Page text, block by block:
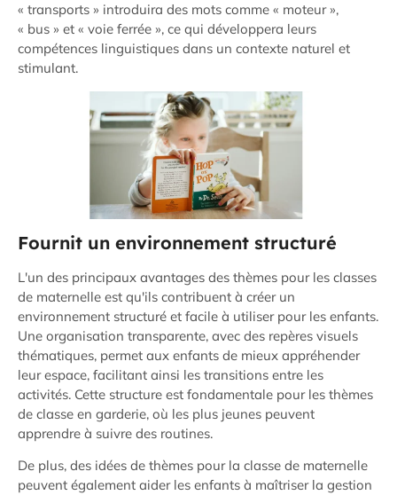
« transports » introduira des mots comme « moteur »,
« bus » et « voie ferrée », ce qui développera leurs
compétences linguistiques dans un contexte naturel et
stimulant.
Fournit un environnement structuré
L'un des principaux avantages des thèmes pour les classes
de maternelle est qu'ils contribuent à créer un
environnement structuré et facile à utiliser pour les enfants.
Une organisation transparente, avec des repères visuels
thématiques, permet aux enfants de mieux appréhender
leur espace, facilitant ainsi les transitions entre les
activités. Cette structure est fondamentale pour les thèmes
de classe en garderie, où les plus jeunes peuvent
apprendre à suivre des routines.
De plus, des idées de thèmes pour la classe de maternelle
peuvent également aider les enfants à maîtriser la gestion